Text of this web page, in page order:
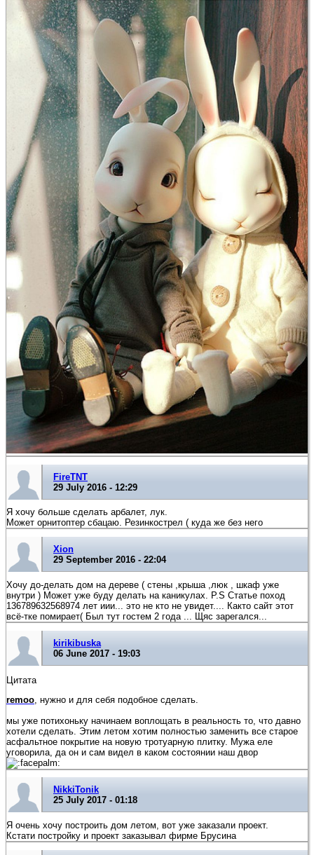
FireTNT
29 July 2016 - 12:29
Я хочу больше сделать арбалет, лук.
Может орнитоптер сбацаю. Резинкострел ( куда же без него
Xion
29 September 2016 - 22:04
Хочу до-делать дом на дереве ( стены ,крыша ,люк , шкаф уже
внутри ) Может уже буду делать на каникулах. P.S Статье поход
136789632568974 лет иии... это не кто не увидет.... Както сайт этот
всё-тке помирает( Был тут гостем 2 года ... Щяс зарегался...
kirikibuska
06 June 2017 - 19:03
Цитата
remoo , нужно и для себя подобное сделать.
мы уже потихоньку начинаем воплощать в реальность то, что давно
хотели сделать. Этим летом хотим полностью заменить все старое
асфальтное покрытие на новую тротуарную плитку. Мужа еле
уговорила, да он и сам видел в каком состоянии наш двор
NikkiTonik
25 July 2017 - 01:18
Я очень хочу построить дом летом, вот уже заказали проект.
Кстати постройку и проект заказывал фирме Брусина